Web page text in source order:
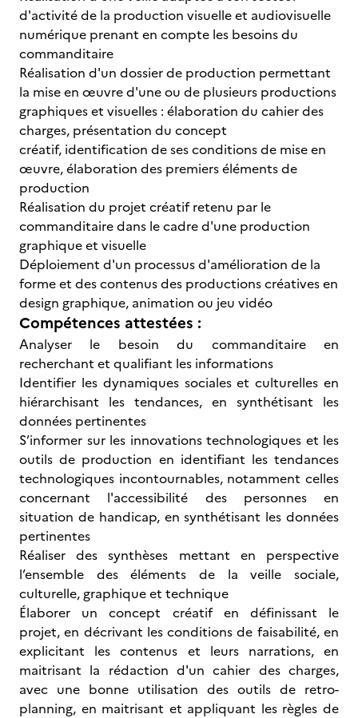
d'activité de la production visuelle et audiovisuelle
numérique prenant en compte les besoins du
commanditaire
Réalisation d'un dossier de production permettant
la mise en œuvre d'une ou de plusieurs productions
graphiques et visuelles : élaboration du cahier des
charges, présentation du concept
créatif, identification de ses conditions de mise en
œuvre, élaboration des premiers éléments de
production
Réalisation du projet créatif retenu par le
commanditaire dans le cadre d'une production
graphique et visuelle
Déploiement d'un processus d'amélioration de la
forme et des contenus des productions créatives en
design graphique, animation ou jeu vidéo
Compétences attestées :
Analyser le besoin du commanditaire en
recherchant et qualifiant les informations
Identifier les dynamiques sociales et culturelles en
hiérarchisant les tendances, en synthétisant les
données pertinentes
S’informer sur les innovations technologiques et les
outils de production en identifiant les tendances
technologiques incontournables, notamment celles
concernant l'accessibilité des personnes en
situation de handicap, en synthétisant les données
pertinentes
Réaliser des synthèses mettant en perspective
l’ensemble des éléments de la veille sociale,
culturelle, graphique et technique
Élaborer un concept créatif en définissant le
projet, en décrivant les conditions de faisabilité, en
explicitant les contenus et leurs narrations, en
maitrisant la rédaction d'un cahier des charges,
avec une bonne utilisation des outils de retro-
planning, en maitrisant et appliquant les règles de